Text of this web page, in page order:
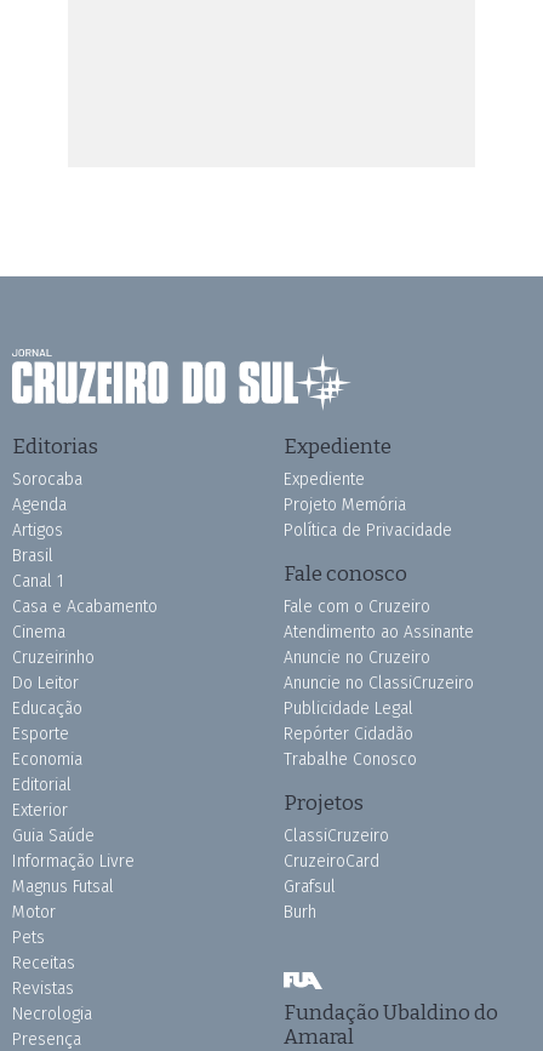
Editorias
Sorocaba
Agenda
Artigos
Brasil
Canal 1
Casa e Acabamento
Cinema
Cruzeirinho
Do Leitor
Educação
Esporte
Economia
Editorial
Exterior
Guia Saúde
Informação Livre
Magnus Futsal
Motor
Pets
Receitas
Revistas
Necrologia
Presença
Expediente
Expediente
Projeto Memória
Política de Privacidade
Fale conosco
Fale com o Cruzeiro
Atendimento ao Assinante
Anuncie no Cruzeiro
Anuncie no ClassiCruzeiro
Publicidade Legal
Repórter Cidadão
Trabalhe Conosco
Projetos
ClassiCruzeiro
CruzeiroCard
Grafsul
Burh
Fundação Ubaldino do
Amaral